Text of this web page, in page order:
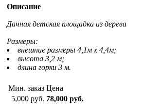
Описание
Дачная детская площадка из дерева
Размеры:
внешние размеры 4,1м х 4,4м;
высота 3,2 м;
длина горки 3 м.
Мин. заказ Цена
5,000 руб. 78,000 руб.